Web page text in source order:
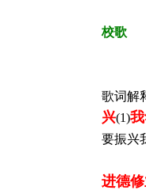
校歌
歌词解
兴(1)
要振兴
进德